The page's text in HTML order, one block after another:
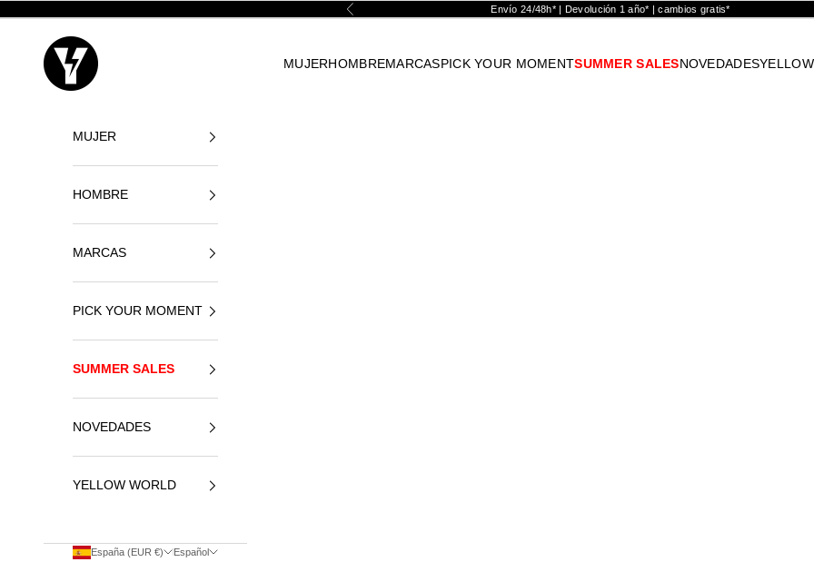
Anterior Envío 24/48h* | Devolución 1 año* | cambios gratis*
Yellowshop
MUJERHOMBREMARCASPICK YOUR MOMENTSUMMER SALESNOVEDADES
MUJER
HOMBRE
MARCAS
PICK YOUR MOMENT
SUMMER SALES
NOVEDADES
YELLOW WORLD
España (EUR €) Español